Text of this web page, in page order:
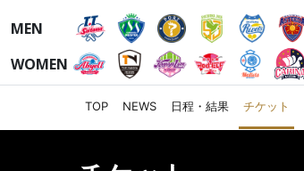
MEN
WOMEN
TOP NEWS 日程・結果 チケット